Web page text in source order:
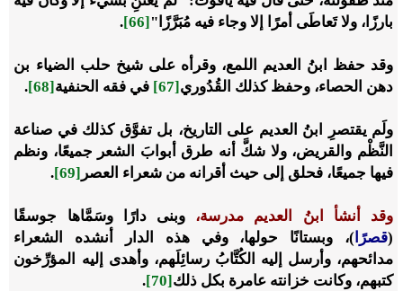
بارزًا، ولا تَعاطَى أمرًا إلا وجاء فيه مُبَرَّزًا" [66]
.
وقد حفظ ابنُ العديم اللمع، وقرأه على شيخ حلب الضياء بن
دهن الحصاء، وحفظ كذلك القُدُوري [67] في فقه الحنفية [68]
.
ولَم يقتصرِ ابنُ العديم على التاريخ، بل تفوَّق كذلك في صناعة
النَّظْم والقريض، ولا شكَّ أنه طرق أبوابَ الشعر جميعًا، ونظم
فيها جميعًا، فحلق إلى حيث أقرانه من شعراء العصر [69]
.
وقد أنشأ ابنُ العديم مدرسة، وبنى دارًا وسَمَّاها جوسقًا
(قصرًا )، وبستانًا حولها، وفي هذه الدار أنشده الشعراء
مدائحهم، وأرسل إليه الكُتَّابُ رسائِلَهم، وأهدى إليه المؤرِّخون
كتبهم، وكانت خزانته عامرة بكل ذلك [70]
.